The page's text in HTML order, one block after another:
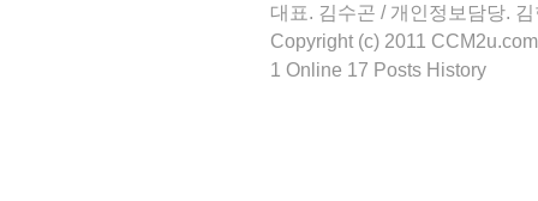
대표. 김수곤 / 개인정보담당.
Copyright (c) 2011
1 Online 17 Posts History